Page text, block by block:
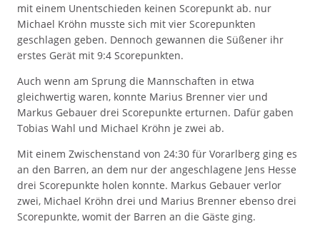
mit einem Unentschieden keinen Scorepunkt ab. nur
Michael Kröhn musste sich mit vier Scorepunkten
geschlagen geben. Dennoch gewannen die Süßener ihr
erstes Gerät mit 9:4 Scorepunkten.
Auch wenn am Sprung die Mannschaften in etwa
gleichwertig waren, konnte Marius Brenner vier und
Markus Gebauer drei Scorepunkte erturnen. Dafür gaben
Tobias Wahl und Michael Kröhn je zwei ab.
Mit einem Zwischenstand von 24:30 für Vorarlberg ging es
an den Barren, an dem nur der angeschlagene Jens Hesse
drei Scorepunkte holen konnte. Markus Gebauer verlor
zwei, Michael Kröhn drei und Marius Brenner ebenso drei
Scorepunkte, womit der Barren an die Gäste ging.